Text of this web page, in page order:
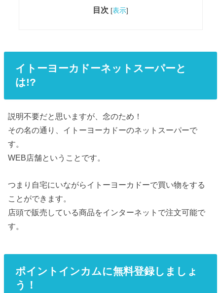
目次 [表示]
イトーヨーカドーネットスーパーと
は!?
説明不要だと思いますが、念のため！
その名の通り、イトーヨーカドーのネットスーパーで
す。
WEB店舗ということです。
つまり自宅にいながらイトーヨーカドーで買い物をする
ことができます。
店頭で販売している商品をインターネットで注文可能で
す。
ポイントインカムに無料登録しましょ
う！